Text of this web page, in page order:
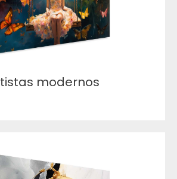
modernos